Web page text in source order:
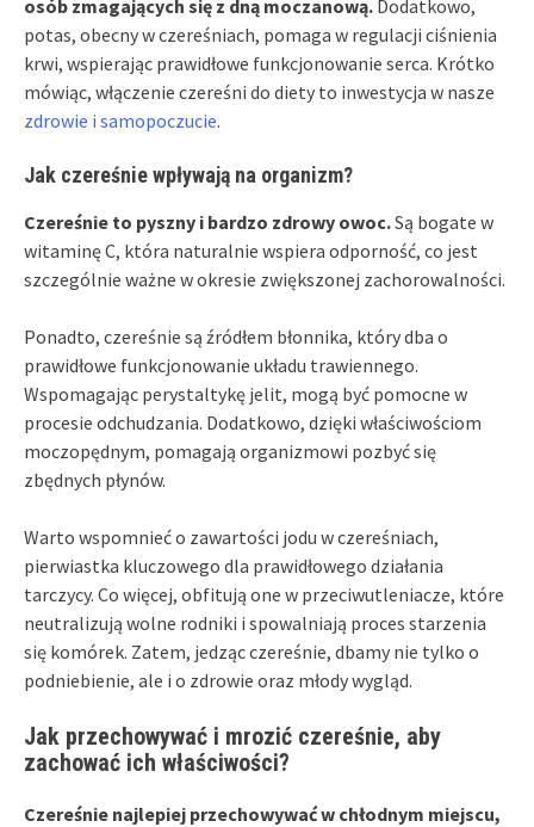
osób zmagających się z dną moczanową. Dodatkowo,
potas, obecny w czereśniach, pomaga w regulacji ciśnienia
krwi, wspierając prawidłowe funkcjonowanie serca. Krótko
mówiąc, włączenie czereśni do diety to inwestycja w nasze
zdrowie i samopoczucie.
Jak czereśnie wpływają na organizm?
Czereśnie to pyszny i bardzo zdrowy owoc.Są bogate w
witaminę C, która naturalnie wspiera odporność, co jest
szczególnie ważne w okresie zwiększonej zachorowalności.
Ponadto, czereśnie są źródłem błonnika, który dba o
prawidłowe funkcjonowanie układu trawiennego.
Wspomagając perystaltykę jelit, mogą być pomocne w
procesie odchudzania. Dodatkowo, dzięki właściwościom
moczopędnym, pomagają organizmowi pozbyć się
zbędnych płynów.
Warto wspomnieć o zawartości jodu w czereśniach,
pierwiastka kluczowego dla prawidłowego działania
tarczycy. Co więcej, obfitują one w przeciwutleniacze, które
neutralizują wolne rodniki i spowalniają proces starzenia
się komórek. Zatem, jedząc czereśnie, dbamy nie tylko o
podniebienie, ale i o zdrowie oraz młody wygląd.
Jak przechowywać i mrozić czereśnie, aby
zachować ich właściwości?
Czereśnie najlepiej przechowywać w chłodnym miejscu,